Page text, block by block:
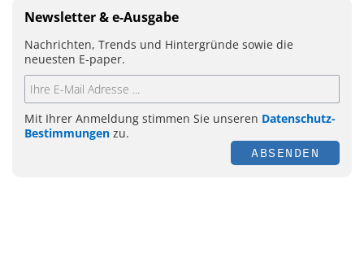
Newsletter & e-Ausgabe
Nachrichten, Trends und Hintergründe sowie die
neuesten E-paper.
Mit Ihrer Anmeldung stimmen Sie unseren Datenschutz-
Bestimmungen zu.
ABSENDEN